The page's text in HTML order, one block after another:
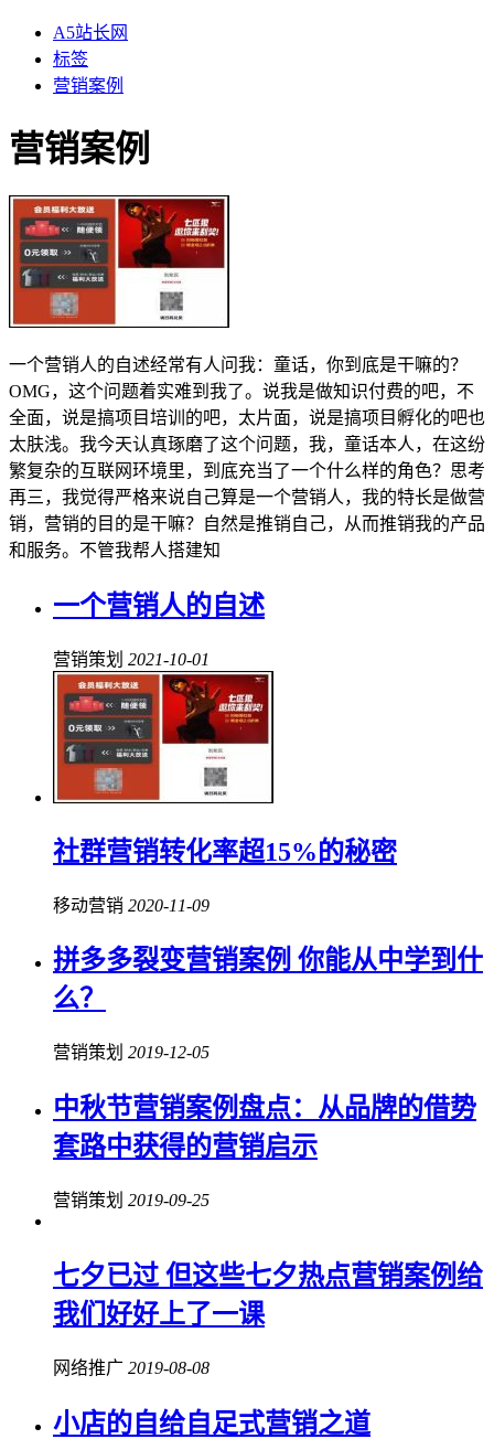
A5站长网
标签
营销案例
营销案例
一个营销人的自述经常有人问我：童话，你到底是干嘛的？
OMG，这个问题着实难到我了。说我是做知识付费的吧，不
全面，说是搞项目培训的吧，太片面，说是搞项目孵化的吧也
太肤浅。我今天认真琢磨了这个问题，我，童话本人，在这纷
繁复杂的互联网环境里，到底充当了一个什么样的角色？思考
再三，我觉得严格来说自己算是一个营销人，我的特长是做营
销，营销的目的是干嘛？自然是推销自己，从而推销我的产品
和服务。不管我帮人搭建知
一个营销人的自述
营销策划 2021-10-01
社群营销转化率超15%的秘密
移动营销 2020-11-09
拼多多裂变营销案例 你能从中学到什
么？
营销策划 2019-12-05
中秋节营销案例盘点：从品牌的借势
套路中获得的营销启示
营销策划 2019-09-25
七夕已过 但这些七夕热点营销案例给
我们好好上了一课
网络推广 2019-08-08
小店的自给自足式营销之道